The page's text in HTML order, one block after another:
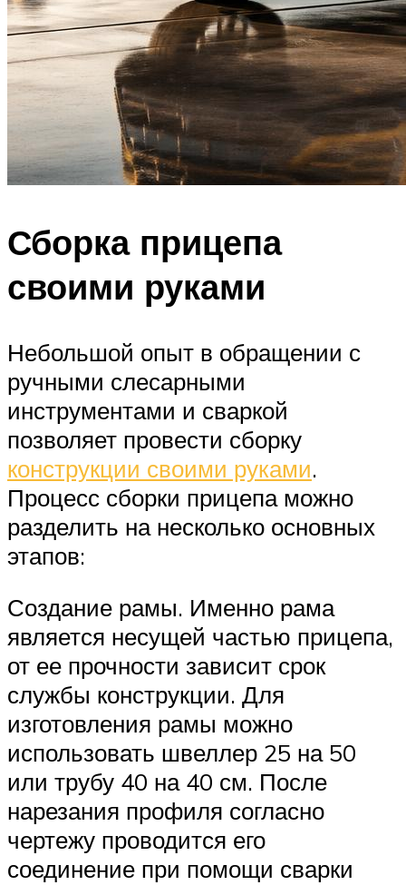
Сборка прицепа
своими руками
Небольшой опыт в обращении с
ручными слесарными
инструментами и сваркой
позволяет провести сборку
конструкции своими руками.
Процесс сборки прицепа можно
разделить на несколько основных
этапов:
Создание рамы. Именно рама
является несущей частью прицепа,
от ее прочности зависит срок
службы конструкции. Для
изготовления рамы можно
использовать швеллер 25 на 50
или трубу 40 на 40 см. После
нарезания профиля согласно
чертежу проводится его
соединение при помощи сварки